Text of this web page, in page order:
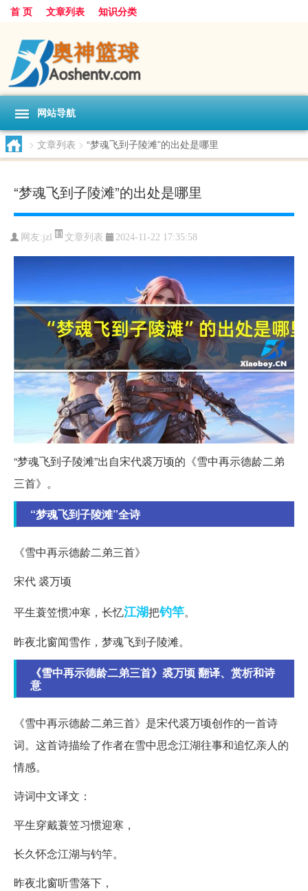
首 页 文章列表 知识分类
网站导航
> 文章列表 > “梦魂飞到子陵滩”的出处是哪里
“梦魂飞到子陵滩”的出处是哪里
网友:jzl 文章列表 2024-11-22 17:35:58
“梦魂飞到子陵滩”出自宋代裘万顷的《雪中再示德龄二弟
三首》。
“梦魂飞到子陵滩”全诗
《雪中再示德龄二弟三首》
宋代 裘万顷
平生蓑笠惯冲寒，长忆江湖把钓竿。
昨夜北窗闻雪作，梦魂飞到子陵滩。
《雪中再示德龄二弟三首》裘万顷 翻译、赏析和诗
意
《雪中再示德龄二弟三首》是宋代裘万顷创作的一首诗
词。这首诗描绘了作者在雪中思念江湖往事和追忆亲人的
情感。
诗词中文译文：
平生穿戴蓑笠习惯迎寒，
长久怀念江湖与钓竿。
昨夜北窗听雪落下，